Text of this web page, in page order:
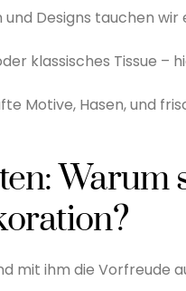
und Designs tauchen
klassisches Tissue –
Motive, Hasen, und
Warum
mit ihm die Vorfreude